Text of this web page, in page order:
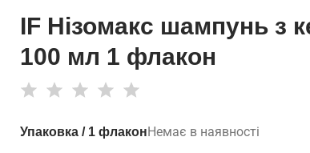
IF Нізомакс шампунь з
100 мл 1 флакон
Упаковка / 1 флаконНемає в наявності